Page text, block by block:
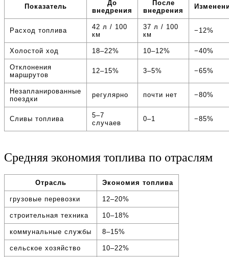
Показатель
До
внедрения
После
внедрения
Расход топлива
42 л / 100
км
37 л / 100
км
−12%
Холостой ход 18–22% 10–12% −40%
Отклонения
маршрутов
12–15% 3–5% −65%
Незапланированные
поездки
регулярно почти нет −80%
Сливы топлива
5–7
случаев
0–1 −85%
Средняя экономия топлива по отраслям
Отрасль Экономия топлива
грузовые перевозки 12–20%
строительная техника 10–18%
коммунальные службы 8–15%
сельское хозяйство 10–22%